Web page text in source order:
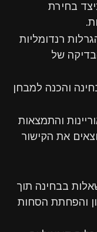
(2024ש3). כיצד בחירת
רנדומליות
של
והכנה למבחן
והתמצאות
את הקישור
בבחינה תוך
והפחתת הסחות